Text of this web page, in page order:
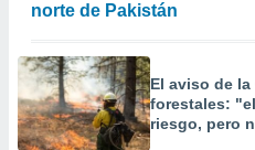
norte de Pakistán
El aviso de
forestales:
riesgo, pero